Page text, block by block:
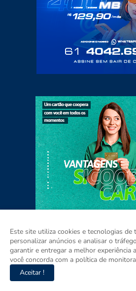
Home Sobre Contato
Este site utiliza cookies e tecnologias de
personalizar anúncios e analisar o
garantir e entregar a melhor experiência
você concorda com a política de
Aceitar !